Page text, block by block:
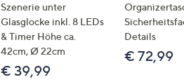
Szenerie unter
Glasglocke inkl. 8 LEDs
& Timer Höhe ca.
42cm, Ø 22cm
€ 39,99
Details
€ 72,99